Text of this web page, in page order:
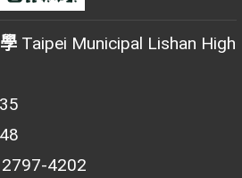
Taipei Municipal Lishan High
4202